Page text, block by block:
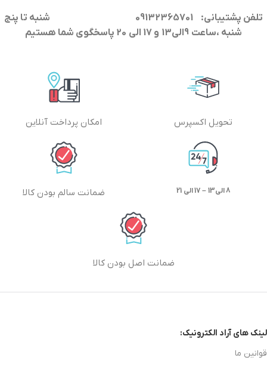
تلفن پشتیبانی: 09132365701
شنبه تا پنج
شنبه ،ساعت 9الی13 و 17 الی 20 پاسخگوی شما هستیم
تحویل اکسپرس امکان پرداخت آنلاین
8 الی13 – 17 الی 21 ضمانت سالم بودن کالا
ضمانت اصل بودن کالا
لینک های آراد الکترونیک:
قوانین ما